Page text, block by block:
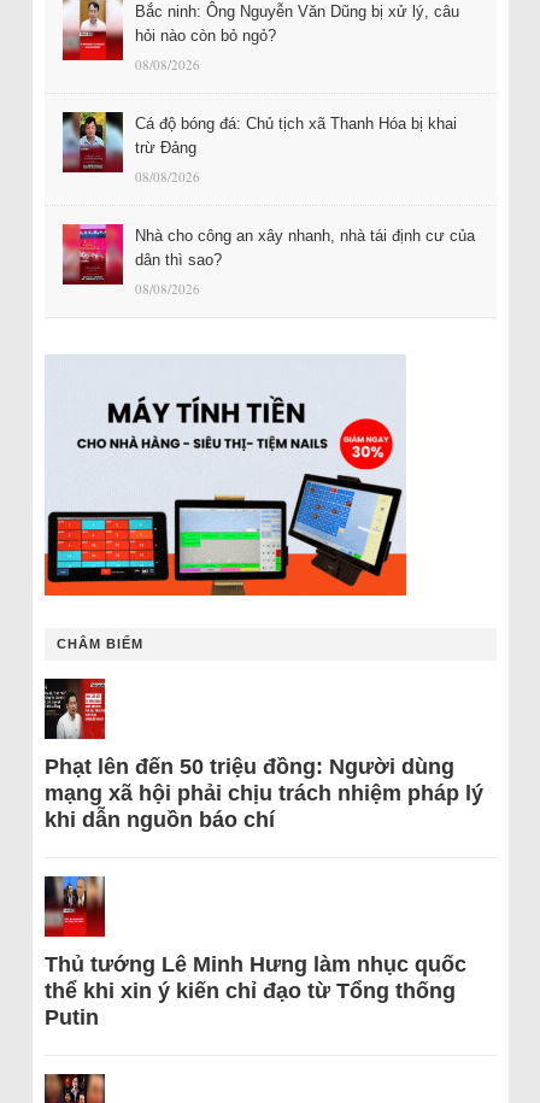
Bắc ninh: Ông Nguyễn Văn Dũng bị xử lý, câu
hỏi nào còn bỏ ngỏ?
08/08/2026
Cá độ bóng đá: Chủ tịch xã Thanh Hóa bị khai
trừ Đảng
08/08/2026
Nhà cho công an xây nhanh, nhà tái định cư của
dân thì sao?
08/08/2026
CHÂM BIẾM
Phạt lên đến 50 triệu đồng: Người dùng
mạng xã hội phải chịu trách nhiệm pháp lý
khi dẫn nguồn báo chí
Thủ tướng Lê Minh Hưng làm nhục quốc
thể khi xin ý kiến chỉ đạo từ Tổng thống
Putin